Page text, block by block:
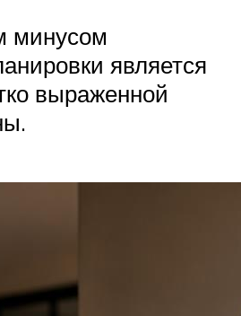
минусом
является
выраженной